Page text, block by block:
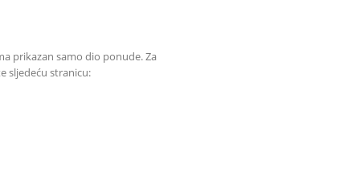
prikazan samo dio ponude. Za
sljedeću stranicu: